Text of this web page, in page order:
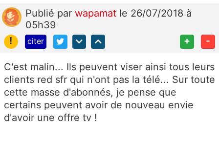
Publié par wapamat le 26/07/2018 à
05h39
!
citer + -
C'est malin... Ils peuvent viser ainsi tous leurs
clients red sfr qui n'ont pas la télé... Sur toute
cette masse d'abonnés, je pense que
certains peuvent avoir de nouveau envie
d'avoir une offre tv !